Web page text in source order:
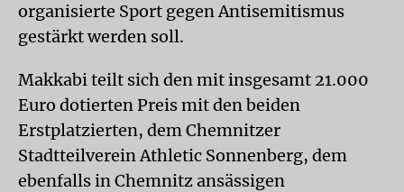
organisierte Sport gegen Antisemitismus
gestärkt werden soll.
Makkabi teilt sich den mit insgesamt 21.000
Euro dotierten Preis mit den beiden
Erstplatzierten, dem Chemnitzer
Stadtteilverein Athletic Sonnenberg, dem
ebenfalls in Chemnitz ansässigen